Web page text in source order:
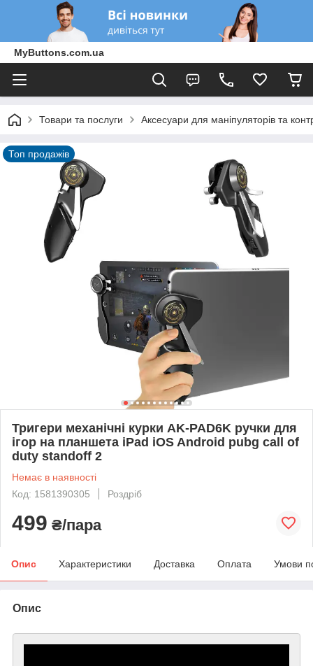
MyButtons.com.ua
Товари та послуги Аксесуари для маніпуляторів та
Топ продажів
Тригери механічні курки AK-PAD6K ручки для
ігор на планшета iPad iOS Android pubg call of
duty standoff 2
Немає в наявності
Код: 1581390305
Роздріб
499 ₴/пара
Опис Характеристики Доставка Оплата Умови
Опис